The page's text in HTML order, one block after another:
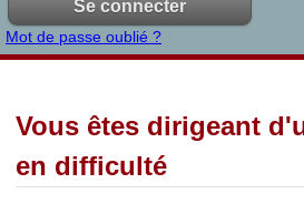
Mot de passe oublié ?
Vous êtes dirigeant
en difficulté